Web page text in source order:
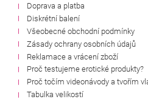
Doprava a platba
Diskrétní balení
Všeobecné obchodní podmínky
Zásady ochrany osobních údajů
Reklamace a vrácení zboží
Proč testujeme erotické produkty?
Proč točím videonávody a tvořím
Tabulka velikostí